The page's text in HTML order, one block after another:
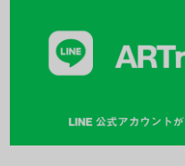
レオナルド・ダ・ヴィンチ『